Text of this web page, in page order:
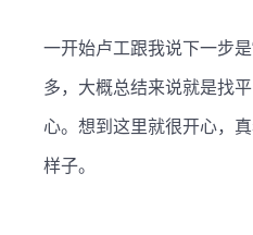
一开始卢工跟我说下一步
多，大概总结来说就是找
心。想到这里就很开心，
样子。